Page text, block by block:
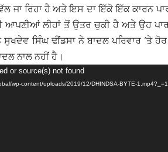
ਜਾ ਰਿਹਾ ਹੈ ਅਤੇ ਇਸ ਦਾ ਇੱਕੋ ਇੱਕ ਕਾਰਨ
ਆਪਣੀਆਂ ਲੀਹਾਂ ਤੋਂ ਉਤਰ ਚੁਕੀ ਹੈ ਅਤੇ ਉਹ
ਸਿੰਘ ਢੀਂਡਸਾ ਨੇ ਬਾਦਲ ਪਰਿਵਾਰ ‘ਤੇ
ਨਾਲ ਨਹੀਂ ਹੈ।
or source(s) not found
wp-content/uploads/2019/12/DHINDSA-BYTE-1.mp4?_=1